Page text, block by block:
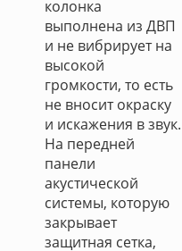
колонка
выполнена из ДВП
и не вибрирует на
высокой
громкости, то есть
не вносит окраску
и искажения в звук.
На передней
панели
акустической
системы, которую
закрывает
защитная сетка,